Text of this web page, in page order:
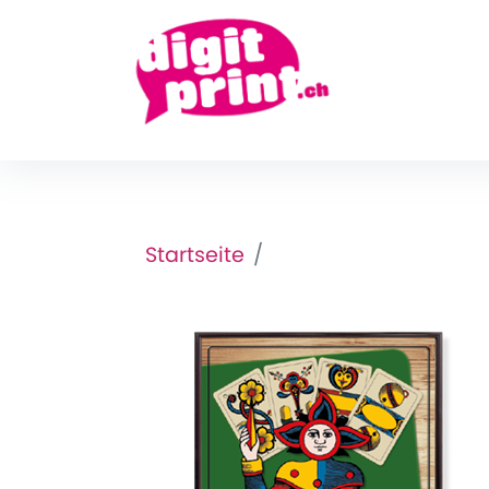
Startseite